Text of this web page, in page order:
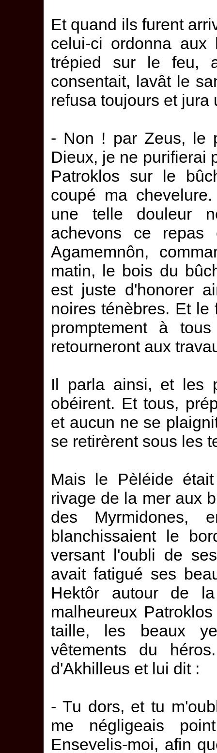
Et quand ils furent
celui-ci ordonna
trépied sur le feu,
consentait, lavât le
refusa toujours et jura
- Non ! par Zeus, le
Dieux, je ne purifierai
Patroklos sur le
coupé ma
une telle douleur
achevons ce repas
Agamemnôn,
matin, le bois du
est juste d'honorer
noires ténèbres. Et
promptement à
retourneront aux
Il parla ainsi, et les
obéirent. Et tous,
et aucun ne se
se retirèrent sous les
Mais le Pèléide
rivage de la mer aux
des
blanchissaient le
versant l'oubli de
avait fatigué ses
Hektôr autour de
malheureux
taille, les beaux
vêtements du
d'Akhilleus et lui dit :
- Tu dors, et tu
me négligeais
Ensevelis-moi, afin